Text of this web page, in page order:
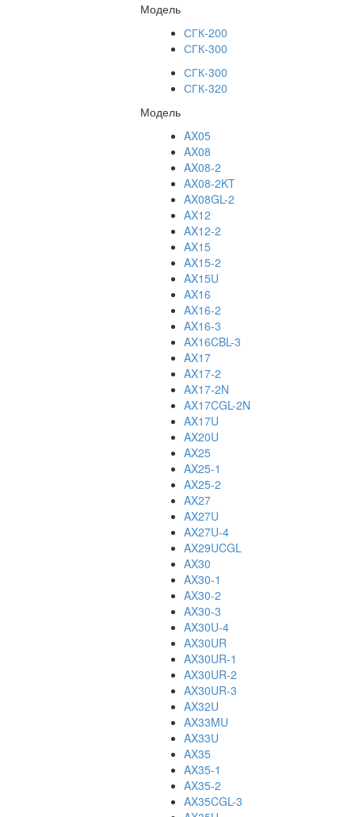
Модель
СГК-200
СГК-300
СГК-300
СГК-320
Модель
AX05
AX08
AX08-2
AX08-2KT
AX08GL-2
AX12
AX12-2
AX15
AX15-2
AX15U
AX16
AX16-2
AX16-3
AX16CBL-3
AX17
AX17-2
AX17-2N
AX17CGL-2N
AX17U
AX20U
AX25
AX25-1
AX25-2
AX27
AX27U
AX27U-4
AX29UCGL
AX30
AX30-1
AX30-2
AX30-3
AX30U-4
AX30UR
AX30UR-1
AX30UR-2
AX30UR-3
AX32U
AX33MU
AX33U
AX35
AX35-1
AX35-2
AX35CGL-3